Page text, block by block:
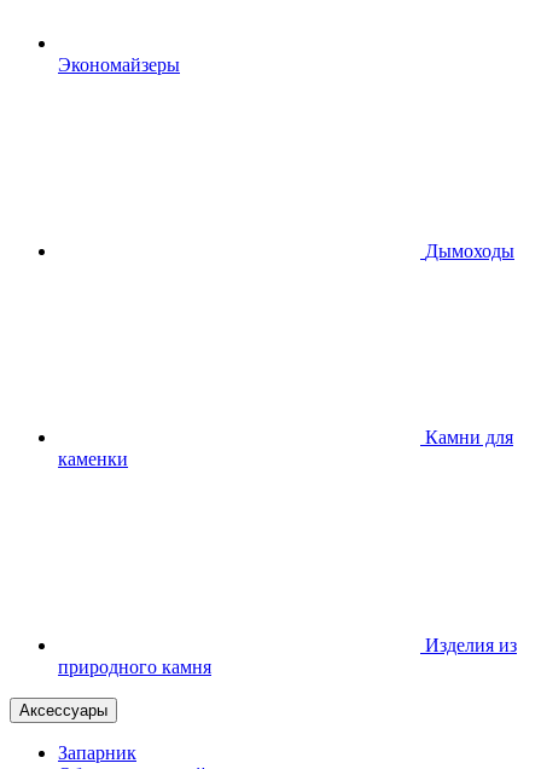
Экономайзеры
Дымоходы
Камни для
каменки
Изделия из
природного камня
Аксессуары
Запарник